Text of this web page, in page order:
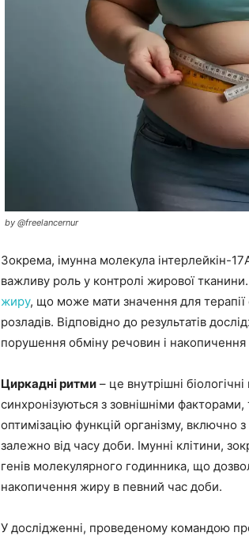
by @freelancernur
Зокрема, імунна молекула інтерлейкін-
важливу роль у контролі жирової
жиру, що може мати значення для
розладів. Відповідно до результатів
порушення обміну речовин і накопичення
Циркадні ритми – це внутрішні
синхронізуються з зовнішніми
оптимізацію функцій організму, включно
залежно від часу доби. Імунні клітини,
генів молекулярного годинника, що
накопичення жиру в певний час доби.
У дослідженні, проведеному командою